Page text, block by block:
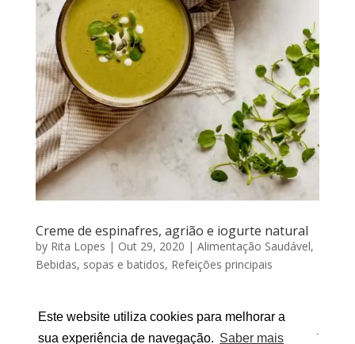
Este website utiliza cookies para melhorar a
sua experiência de navegação. Saber mais
Creme de espinafres, agrião e iogurte natural
by Rita Lopes | Out 29, 2020 | Alimentação Saudável,
Bebidas, sopas e batidos, Refeições principais
NATURAL Por RITA LOPES | Outubro 29, 2020 A
propósito do desafio “Sopa Todos os Dias”, a decorrer